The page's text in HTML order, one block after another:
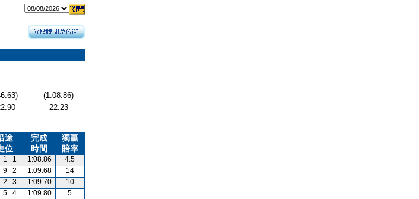
(1:08.86)
22.23
途
位
完成
時間
獨贏
賠率
1 1 1:08.86
4.5
9 2 1:09.68
14
2 3 1:09.70
10
5 4 1:09.80
5